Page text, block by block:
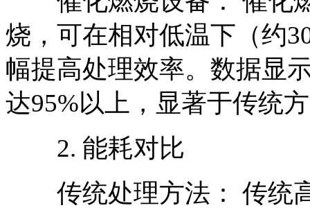
烧，可在相对低温下（约
幅提高处理效率。数据显
达95%以上，显著于传统
2. 能耗对比
传统处理方法： 传统